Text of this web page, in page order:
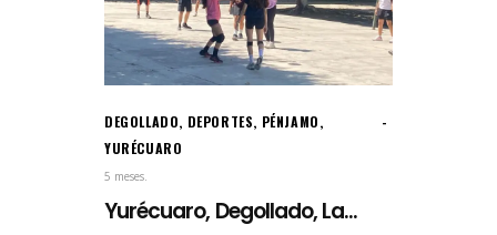
DEGOLLADO, DEPORTES, PÉNJAMO,
YURÉCUARO
5 meses.
Yurécuaro, Degollado, La...